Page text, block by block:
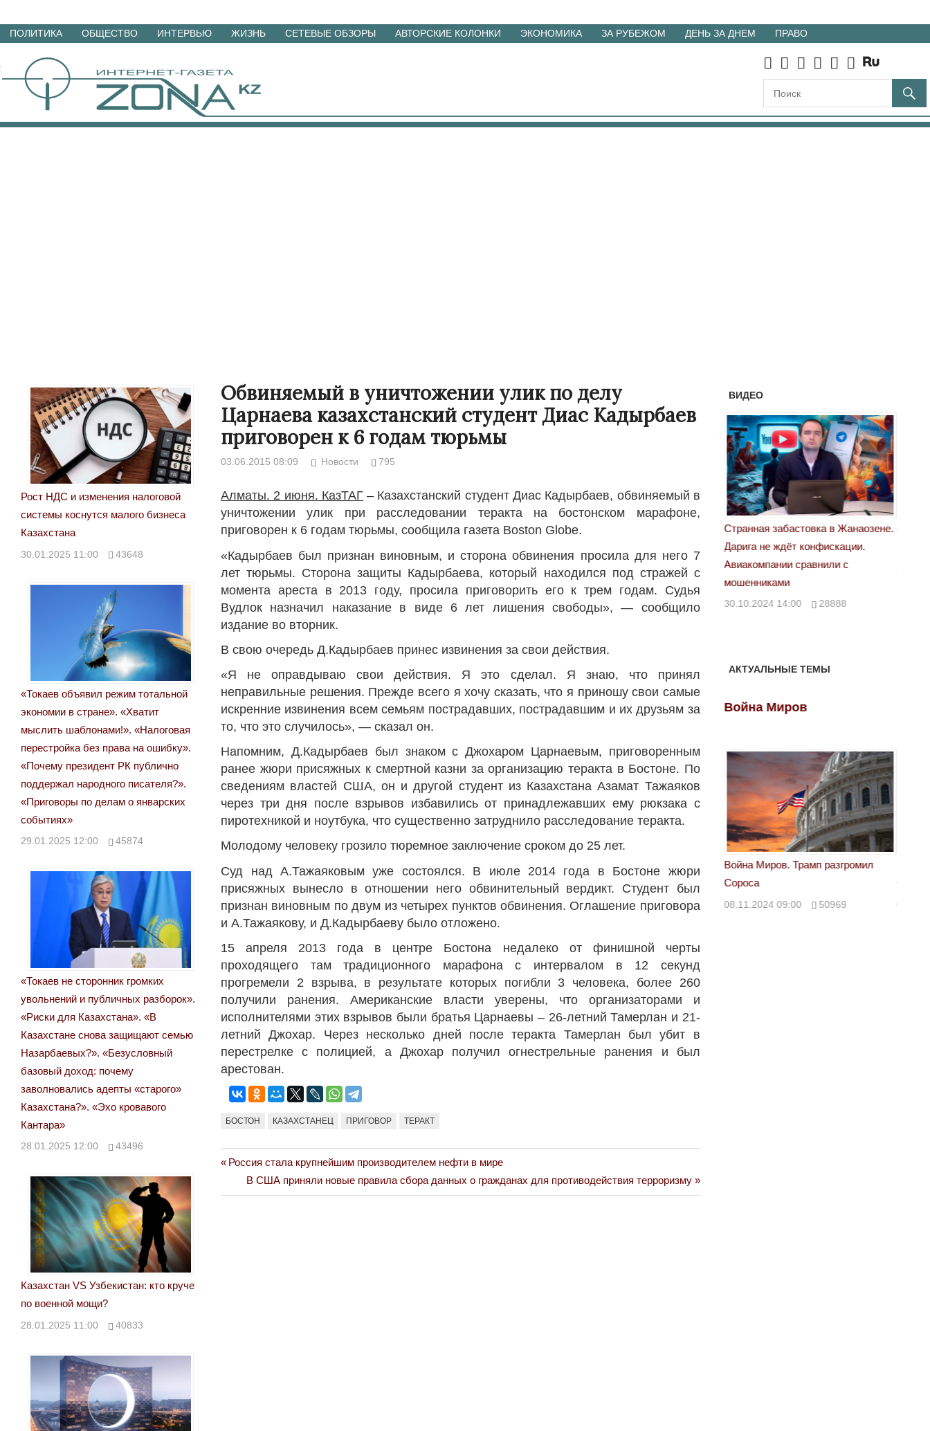
Перейти
материалам
ПОЛИТИКА ОБЩЕСТВО ИНТЕРВЬЮ ЖИЗНЬ СЕТЕВЫЕ ОБЗОРЫ АВТОРСКИЕ КОЛОНКИ ЭКОНОМИКА ЗА РУБЕЖОМ ДЕНЬ ЗА ДНЕМ ПРАВО
Обвиняемый в уничтожении улик по делу
Царнаева казахстанский студент Диас Кадырбаев
приговорен к 6 годам тюрьмы
03.06.2015 08:09 Новости 795
Алматы. 2 июня. КазТАГ– Казахстанский студент Диас Кадырбаев, обвиняемый в
уничтожении улик при расследовании теракта на бостонском марафоне,
приговорен к 6 годам тюрьмы, сообщила газета Boston Globe.
«Кадырбаев был признан виновным, и сторона обвинения просила для него 7
лет тюрьмы. Сторона защиты Кадырбаева, который находился под стражей с
момента ареста в 2013 году, просила приговорить его к трем годам. Судья
Вудлок назначил наказание в виде 6 лет лишения свободы», — сообщило
издание во вторник.
В свою очередь Д.Кадырбаев принес извинения за свои действия.
«Я не оправдываю свои действия. Я это сделал. Я знаю, что принял
неправильные решения. Прежде всего я хочу сказать, что я приношу свои самые
искренние извинения всем семьям пострадавших, пострадавшим и их друзьям за
то, что это случилось», — сказал он.
Напомним, Д.Кадырбаев был знаком с Джохаром Царнаевым, приговоренным
ранее жюри присяжных к смертной казни за организацию теракта в Бостоне. По
сведениям властей США, он и другой студент из Казахстана Азамат Тажаяков
через три дня после взрывов избавились от принадлежавших ему рюкзака с
пиротехникой и ноутбука, что существенно затруднило расследование теракта.
Молодому человеку грозило тюремное заключение сроком до 25 лет.
Суд над А.Тажаяковым уже состоялся. В июле 2014 года в Бостоне жюри
присяжных вынесло в отношении него обвинительный вердикт. Студент был
признан виновным по двум из четырех пунктов обвинения. Оглашение приговора
и А.Тажаякову, и Д.Кадырбаеву было отложено.
15 апреля 2013 года в центре Бостона недалеко от финишной черты
проходящего там традиционного марафона с интервалом в 12 секунд
прогремели 2 взрыва, в результате которых погибли 3 человека, более 260
получили ранения. Американские власти уверены, что организаторами и
исполнителями этих взрывов были братья Царнаевы – 26-летний Тамерлан и 21-
летний Джохар. Через несколько дней после теракта Тамерлан был убит в
перестрелке с полицией, а Джохар получил огнестрельные ранения и был
арестован.
БОСТОН КАЗАХСТАНЕЦ ПРИГОВОР ТЕРАКТ
Навигация
по
Previous
Post:
Россия стала крупнейшим производителем нефти в мире
Next
Post:
В США приняли новые правила сбора данных о гражданах для противодействия терроризму
Рост НДС и изменения налоговой
системы коснутся малого бизнеса
Казахстана
30.01.2025 11:00 43648
«Токаев объявил режим тотальной
экономии в стране». «Хватит
мыслить шаблонами!». «Налоговая
перестройка без права на ошибку».
«Почему президент РК публично
поддержал народного писателя?».
«Приговоры по делам о январских
событиях»
29.01.2025 12:00 45874
«Токаев не сторонник громких
увольнений и публичных разборок».
«Риски для Казахстана». «В
Казахстане снова защищают семью
Назарбаевых?». «Безусловный
базовый доход: почему
заволновались адепты «старого»
Казахстана?». «Эхо кровавого
Кантара»
28.01.2025 12:00 43496
Казахстан VS Узбекистан: кто круче
по военной мощи?
28.01.2025 11:00 40833
ВИДЕО
Народ выбрал свет
Странная забастовка в Жанаозене.
Авиакомпании сравнили с
мошенниками
30.10.2024 14:00 28888
«Новый Казахстан не говорит всей
правды»
29.10.2024 09:00 39623
АКТУАЛЬНЫЕ ТЕМЫ
Война Миров
Война Миров. Трамп разгромил
Сороса
08.11.2024 09:00 50969
Война Миров
Война Миров. Трамп разгромил
Сороса
08.11.2024 09:00 50969